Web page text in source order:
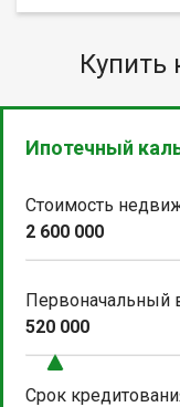
Купить
Ипотечный
Стоимость
2 600 000
Первоначальный
520 000
Срок